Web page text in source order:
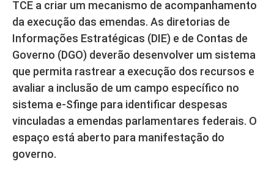
TCE a criar um mecanismo de acompanhamento
da execução das emendas. As diretorias de
Informações Estratégicas (DIE) e de Contas de
Governo (DGO) deverão desenvolver um sistema
que permita rastrear a execução dos recursos e
avaliar a inclusão de um campo específico no
sistema e-Sfinge para identificar despesas
vinculadas a emendas parlamentares federais. O
espaço está aberto para manifestação do
governo.